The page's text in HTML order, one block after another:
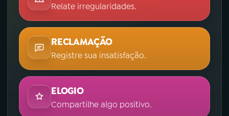
Relate irregularidades.
RECLAMAÇÃO
Registre sua insatisfação.
ELOGIO
Compartilhe algo positivo.